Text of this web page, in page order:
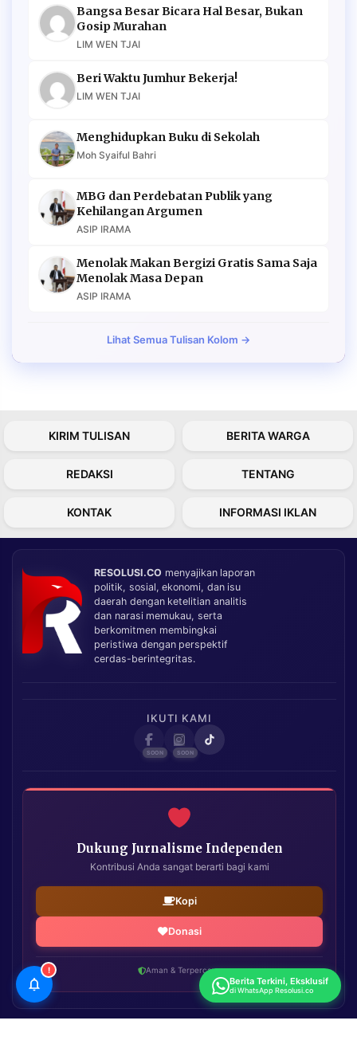
Bangsa Besar Bicara Hal Besar, Bukan
Gosip Murahan
LIM WEN TJAI
Beri Waktu Jumhur Bekerja!
LIM WEN TJAI
Menghidupkan Buku di Sekolah
Moh Syaiful Bahri
MBG dan Perdebatan Publik yang
Kehilangan Argumen
ASIP IRAMA
Menolak Makan Bergizi Gratis Sama Saja
Menolak Masa Depan
ASIP IRAMA
Lihat Semua Tulisan Kolom →
KIRIM TULISAN BERITA WARGA
REDAKSI TENTANG
KONTAK INFORMASI IKLAN
RESOLUSI.CO menyajikan laporan
politik, sosial, ekonomi, dan isu
daerah dengan ketelitian analitis
dan narasi memukau, serta
berkomitmen membingkai
peristiwa dengan perspektif
cerdas-berintegritas.
IKUTI KAMI
Dukung Jurnalisme Independen
Kontribusi Anda sangat berarti bagi kami
Kopi
Donasi
Aman & Terpercaya
!
Berita Terkini, Eksklusif
di WhatsApp Resolusi.co